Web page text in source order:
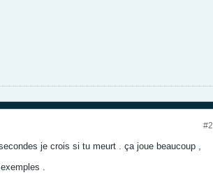
#2
je crois si tu meurt . ça joue beaucoup ,
.